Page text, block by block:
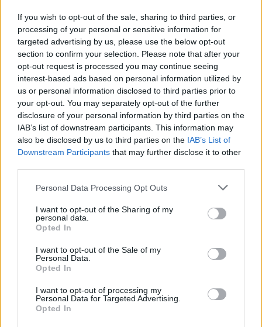
If you wish to opt-out of the sale, sharing to third parties, or
processing of your personal or sensitive information for
targeted advertising by us, please use the below opt-out
section to confirm your selection. Please note that after your
opt-out request is processed you may continue seeing
interest-based ads based on personal information utilized by
us or personal information disclosed to third parties prior to
your opt-out. You may separately opt-out of the further
disclosure of your personal information by third parties on the
IAB’s list of downstream participants. This information may
also be disclosed by us to third parties on the IAB’s List of
Downstream Participants that may further disclose it to other
Personal Data Processing Opt Outs
I want to opt-out of the Sharing of my
personal data.
Opted In
I want to opt-out of the Sale of my
Personal Data.
Opted In
I want to opt-out of processing my
Personal Data for Targeted Advertising.
Opted In